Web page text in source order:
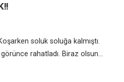
soluk soluğa kalmıştı.
rahatladı. Biraz olsun...